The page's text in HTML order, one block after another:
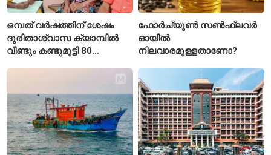
ഒമ്പത് വർഷത്തിന് ശേഷം
ദുരിതാശ്വാസ ക്യാമ്പിൽ
വീണ്ടും കണ്ടുമുട്ടി 80
ഫോർച്യൂൺ സൺഫ്ലവർ
ഓയിൽ
നിലവാരമുള്ളതാണോ?